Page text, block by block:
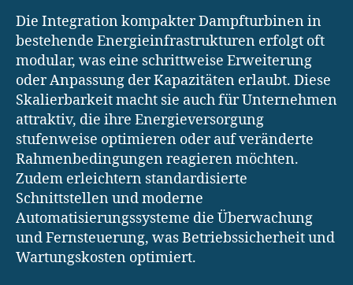
Die Integration kompakter Dampfturbinen in
bestehende Energieinfrastrukturen erfolgt oft
modular, was eine schrittweise Erweiterung
oder Anpassung der Kapazitäten erlaubt. Diese
Skalierbarkeit macht sie auch für Unternehmen
attraktiv, die ihre Energieversorgung
stufenweise optimieren oder auf veränderte
Rahmenbedingungen reagieren möchten.
Zudem erleichtern standardisierte
Schnittstellen und moderne
Automatisierungssysteme die Überwachung
und Fernsteuerung, was Betriebssicherheit und
Wartungskosten optimiert.